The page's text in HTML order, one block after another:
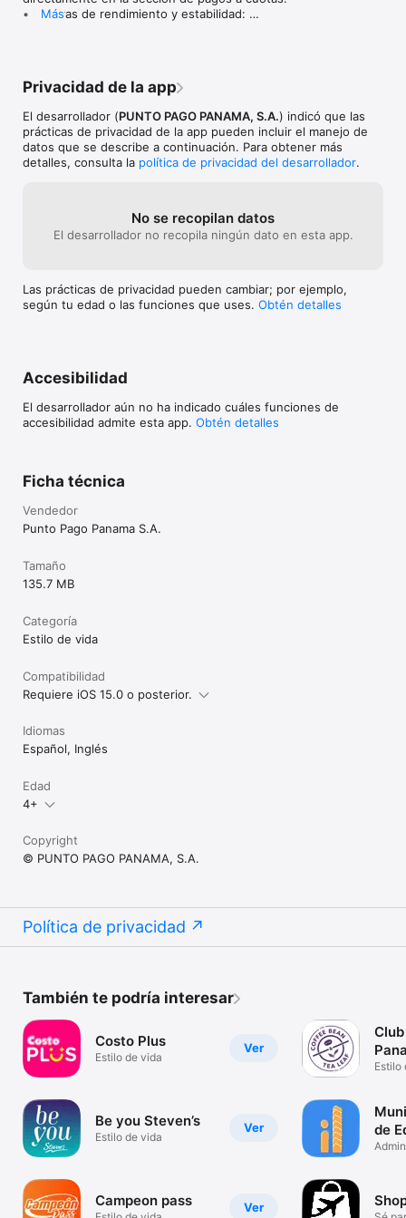
• Mejoras de rendimiento y estabilidad:
Más
Privacidad de la app
El desarrollador (PUNTO PAGO PANAMA, S.A.) indicó que las
prácticas de privacidad de la app pueden incluir el manejo de
datos que se describe a continuación. Para obtener más
detalles, consulta la política de privacidad del desarrollador.
No se recopilan datos
El desarrollador no recopila ningún dato en esta app.
Las prácticas de privacidad pueden cambiar; por ejemplo,
según tu edad o las funciones que uses. Obtén detalles
Accesibilidad
El desarrollador aún no ha indicado cuáles funciones de
accesibilidad admite esta app. Obtén detalles
Ficha técnica
Vendedor
Punto Pago Panama S.A.
Tamaño
135.7 MB
Categoría
Estilo de vida
Compatibilidad
Requiere iOS 15.0 o posterior.
Idiomas
Español, Inglés
Edad
4+
Copyright
© PUNTO PAGO PANAMA, S.A.
Política de privacidad
También te podría interesar
Ver
Costo Plus
Estilo de vida
Ver
Be you Steven’s
Estilo de vida
Ver
Campeon pass
Estilo
de